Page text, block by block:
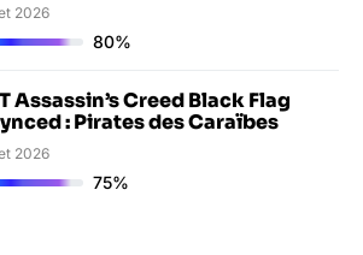
2026
80%
Assassin’s Creed Black Flag
: Pirates des Caraïbes
2026
75%